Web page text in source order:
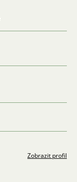
Zobrazit profil